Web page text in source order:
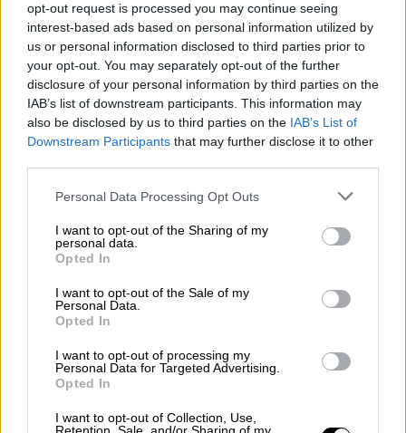
opt-out request is processed you may continue seeing
interest-based ads based on personal information utilized by
us or personal information disclosed to third parties prior to
your opt-out. You may separately opt-out of the further
disclosure of your personal information by third parties on the
IAB’s list of downstream participants. This information may
also be disclosed by us to third parties on the IAB’s List of
Downstream Participants that may further disclose it to other
Please note that this website/app uses one or more Google
not limited to your visit or usage behaviour. You may click to
grant or deny consent to Google and its third-party tags to
use your data for below specified purposes in below Google
consent section.
Personal Data Processing Opt Outs
I want to opt-out of the Sharing of my
personal data.
Opted In
I want to opt-out of the Sale of my
Personal Data.
Opted In
I want to opt-out of processing my
Personal Data for Targeted Advertising.
Opted In
I want to opt-out of Collection, Use,
ΗΙταλίακαι η Ελλάδα έχουν επίσης ανώτατο
όριο 27 βαθμών Κελσίου στα κλιματιστικά.
Πρόκειται για την «Επιχείρηση
Θερμοστάτης», όπως ονομάστηκε από τα
ιταλικά ΜΜΕ, που προβλέπει πως ο
κλιματισμός σε κτίρια του δημοσίου
συμπεριλαμβανομένων σχολείων και
κυβερνητικών κτιρίων, υπουργείων κλπ, δεν
βαθμούς Κελσίου κατά τους καλοκαιρινούς
μήνες.
Γαλλία - Πρόστιμα σε επιχειρήσεις
στις επιχειρήσεις που αφήνουν ανοιχτά
παράθυρα και πόρτες ενώ λειτουργούν τα
κλιματιστικά τους. Η κατάσταση